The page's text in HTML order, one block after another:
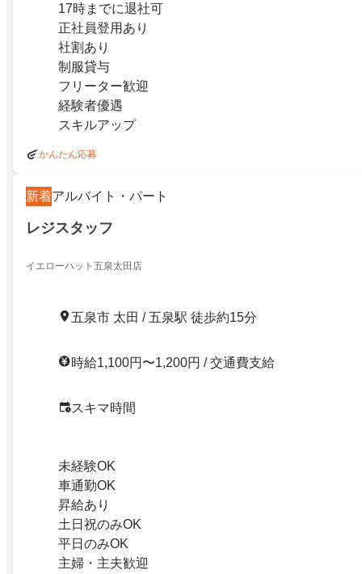
17時までに退社可
正社員登用あり
社割あり
制服貸与
フリーター歓迎
経験者優遇
スキルアップ
かんたん応募
新着アルバイト・パート
レジスタッフ
イエローハット五泉太田店
五泉市 太田 / 五泉駅 徒歩約15分
時給1,100円〜1,200円 / 交通費支給
スキマ時間
未経験OK
車通勤OK
昇給あり
土日祝のみOK
平日のみOK
主婦・主夫歓迎